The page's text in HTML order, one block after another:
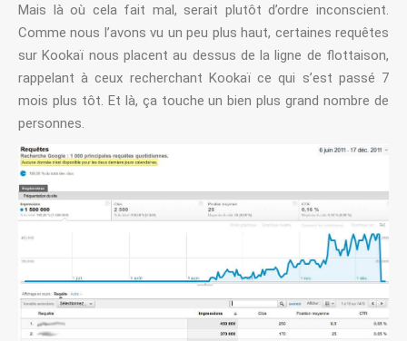
Mais là où cela fait mal, serait plutôt d’ordre inconscient.
Comme nous l’avons vu un peu plus haut, certaines requêtes
sur Kookaï nous placent au dessus de la ligne de flottaison,
rappelant à ceux recherchant Kookaï ce qui s’est passé 7
mois plus tôt. Et là, ça touche un bien plus grand nombre de
personnes.